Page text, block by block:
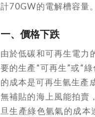
計70GW的電解槽容量。
一、價格下跌
由於低碳和可再生電力
要的生產“可再生”或“
的成本是可再生氫生產
無補貼的海上風能拍賣
旦生產綠色氫氣的成